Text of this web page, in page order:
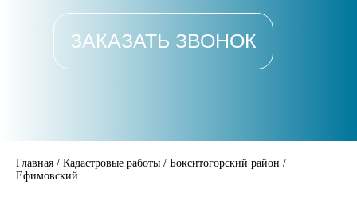
ЗАКАЗАТЬ ЗВОНОК
Главная / Кадастровые работы / Бокситогорский район /
Ефимовский